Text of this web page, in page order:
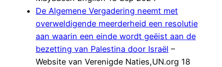
De Algemene Vergadering neemt met
overweldigende meerderheid een resolutie
aan waarin een einde wordt geëist aan de
bezetting van Palestina door Israël –
Website van Verenigde Naties,UN.org 18